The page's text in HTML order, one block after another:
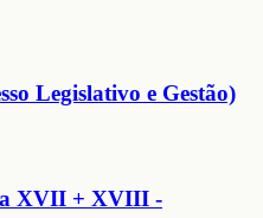
Legislativo e Gestão)
XVII + XVIII -